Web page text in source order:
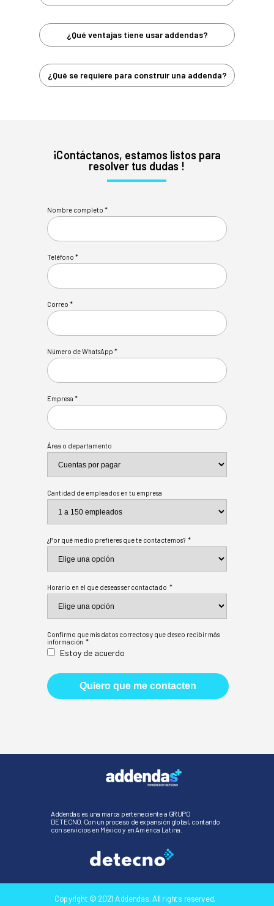
¡Contáctanos, estamos listos para
resolver tus dudas !
Nombre completo *
Teléfono *
Correo *
Número de WhatsApp *
Empresa *
Área o departamento
Cantidad de empleados en tu empresa
¿Por qué medio prefieres que te contactemos? *
Horario en el que deseas ser contactado *
Confirmo que mis datos correctos y que deseo recibir más
información *
Estoy de acuerdo
Quiero que me contacten
Addendas es una marca perteneciente a GRUPO
DETECNO. Con un proceso de expansión global, contando
con servicios en México y en América Latina.
Copyright © 2021 Addendas. All rights reserved.
¿Qué se requiere para construir una addenda?
¿Qué ventajas tiene usar addendas?